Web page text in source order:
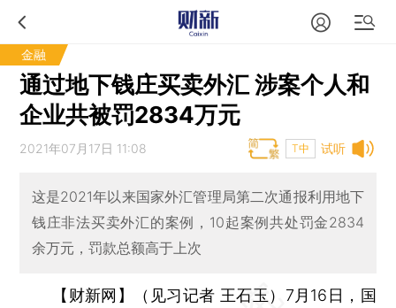
金融
通过地下钱庄买卖外汇 涉案个人和
企业共被罚2834万元
试听
2021年07月17日 11:08 T中
这是2021年以来国家外汇管理局第二次通报利用地下
钱庄非法买卖外汇的案例，10起案例共处罚金2834
余万元，罚款总额高于上次
【财新网】（见习记者 王石玉） 7月16日，国